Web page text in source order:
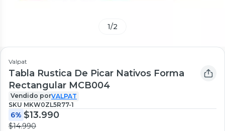
1/2
Valpat
Tabla Rustica De Picar Nativos Forma
Rectangular MCB004
Vendido porVALPAT
SKU MKW0ZL5R77-1
6% $13.990
$14.990